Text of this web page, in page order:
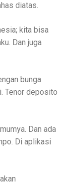
diatas.
kita bisa
Dan juga
bunga
Tenor deposito
Dan ada
Di aplikasi